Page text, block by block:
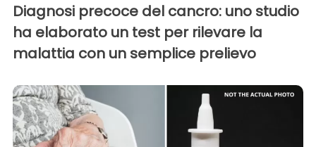
Diagnosi precoce del cancro: uno studio
ha elaborato un test per rilevare la
malattia con un semplice prelievo